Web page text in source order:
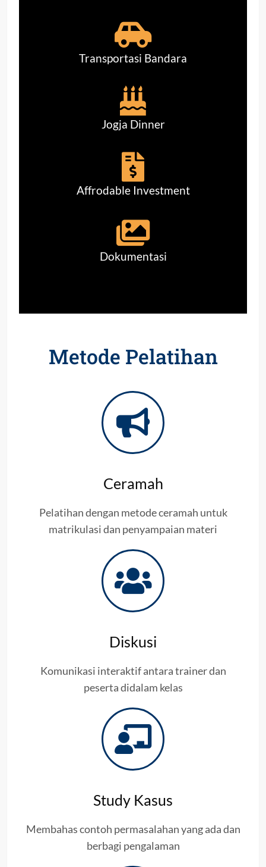
Transportasi Bandara
Jogja Dinner
Affrodable Investment
Dokumentasi
Metode Pelatihan
Ceramah
Pelatihan dengan metode ceramah untuk
matrikulasi dan penyampaian materi
Diskusi
Komunikasi interaktif antara trainer dan
peserta didalam kelas
Study Kasus
Membahas contoh permasalahan yang ada dan
berbagi pengalaman